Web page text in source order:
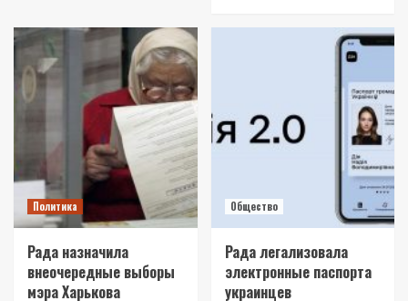
Политика
Рада назначила
внеочередные выборы
мэра Харькова
Общество
Рада легализовала
электронные паспорта
украинцев